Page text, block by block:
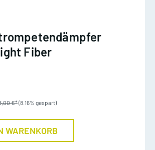
Fiber
€*(8.16% gespart)
WARENKORB